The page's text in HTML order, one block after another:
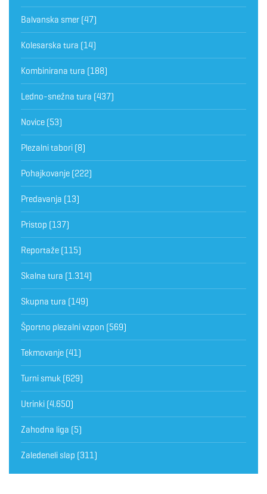
Balvanska smer (47)
Kolesarska tura (14)
Kombinirana tura (188)
Ledno-snežna tura (437)
Novice (53)
Plezalni tabori (8)
Pohajkovanje (222)
Predavanja (13)
Pristop (137)
Reportaže (115)
Skalna tura (1.314)
Skupna tura (149)
Športno plezalni vzpon (569)
Tekmovanje (41)
Turni smuk (629)
Utrinki (4.650)
Zahodna liga (5)
Zaledeneli slap (311)